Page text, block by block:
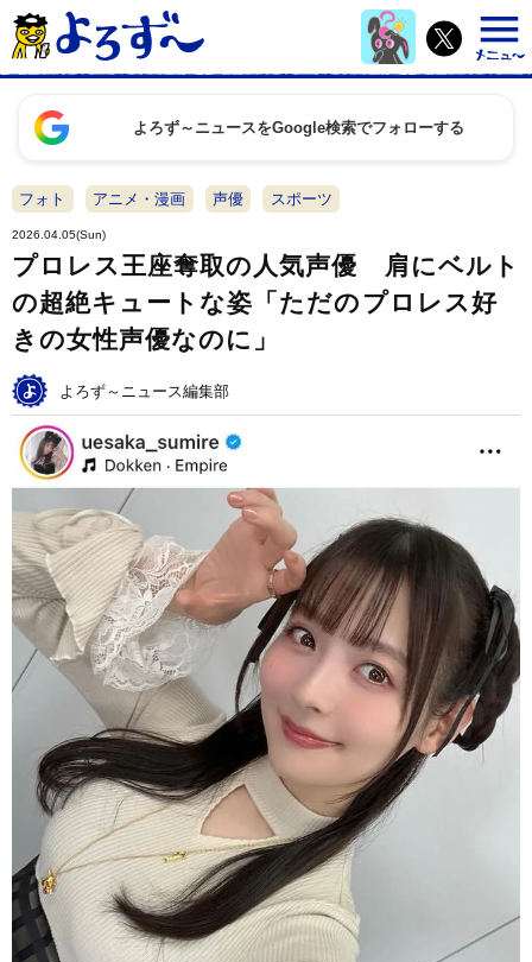
よろず～ニュースをGoogle検索でフォローする
フォト アニメ・漫画 声優 スポーツ
2026.04.05(Sun)
プロレス王座奪取の人気声優 肩にベルト
の超絶キュートな姿「ただのプロレス好
きの女性声優なのに」
よろず～ニュース編集部